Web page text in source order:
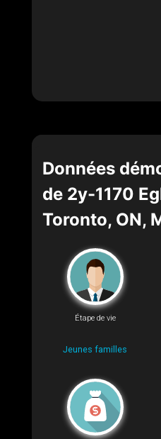
Données
de 2y-1170
Toronto, ON,
Étape de vie
Jeunes familles